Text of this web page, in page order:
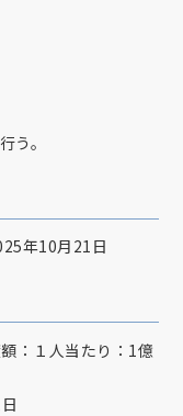
う。
年10月21日
：１人当たり：1億